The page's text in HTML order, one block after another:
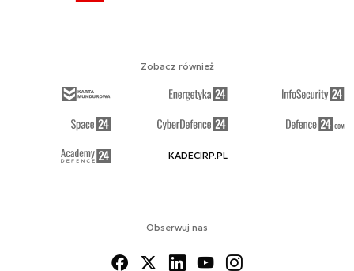
Obserwuj nas
Zobacz również
KADECIRP.PL